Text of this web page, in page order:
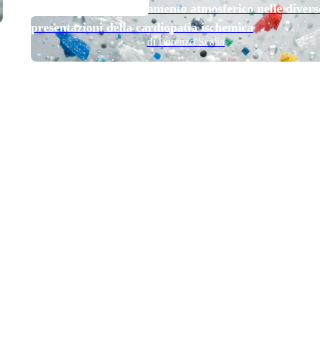
esposizione all’inquinamento atmosferico nelle
presentazioni della cardiopatia ischemica
di Lorenzo Scalia